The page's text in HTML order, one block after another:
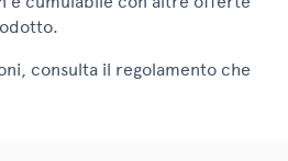
consulta il regolamento che